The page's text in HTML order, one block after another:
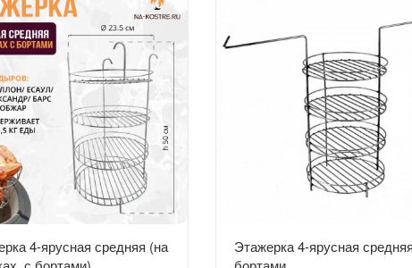
Быстрый просмотр
4-ярусная средняя (на
Быстрый просмотр
Этажерка 4-ярусная